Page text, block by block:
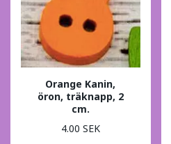
Orange Kanin,
öron, träknapp, 2
cm.
4.00 SEK